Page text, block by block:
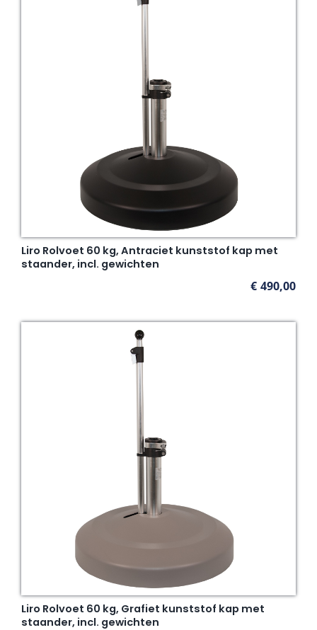
Liro Rolvoet 60 kg, Antraciet kunststof kap met
staander, incl. gewichten
€ 490,00
Liro Rolvoet 60 kg, Grafiet kunststof kap met
staander, incl. gewichten